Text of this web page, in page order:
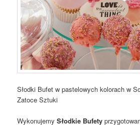
Słodki Bufet w pastelowych kolorach w
Zatoce Sztuki
WykonujemySłodkie Bufety